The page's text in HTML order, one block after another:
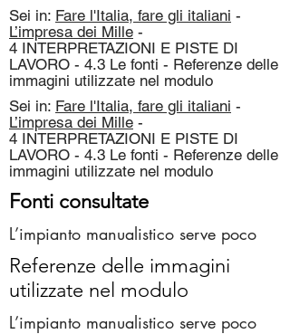
Sei in: Fare l'Italia, fare gli italiani -
L’impresa dei Mille -
4 INTERPRETAZIONI E PISTE DI
LAVORO - 4.3 Le fonti - Referenze delle
immagini utilizzate nel modulo
Sei in: Fare l'Italia, fare gli italiani -
L’impresa dei Mille -
4 INTERPRETAZIONI E PISTE DI
LAVORO - 4.3 Le fonti - Referenze delle
immagini utilizzate nel modulo
Fonti consultate
L’impianto manualistico serve poco
Referenze delle immagini
utilizzate nel modulo
L’impianto manualistico serve poco